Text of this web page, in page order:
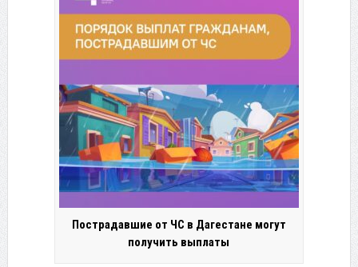
Пострадавшие от ЧС в Дагестане могут
получить выплаты